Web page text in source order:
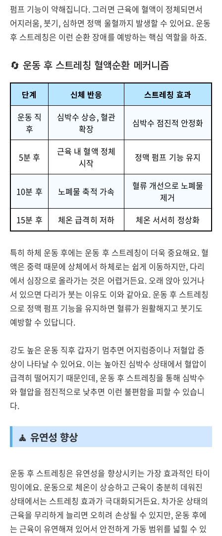
펌프 기능이 약해집니다. 그러면 근육에 혈액이 정체되면서
어지러움, 붓기, 심하면 정맥 울혈까지 발생할 수 있어요. 운동
후 스트레칭은 이런 순환 장애를 예방하는 핵심 역할을 하죠.
🔄 운동 후 스트레칭 혈액순환 메커니즘
단계 신체 반응
스트레칭 효과
운동 직
후
심박수 상승, 혈관
확장
심박수 점진적 안정화
5분 후
근육 내 혈액 정체
시작
정맥 펌프 기능 유지
10분 후 노폐물 축적 가속
혈류 개선으로 노폐물
제거
15분 후
체온 급격히 저하 체온 서서히 정상화
특히 하체 운동 후에는 운동 후 스트레칭이 더욱 중요해요. 혈
액은 중력 때문에 상체에서 하체로는 쉽게 이동하지만, 다리
에서 심장으로 올라가는 것은 어렵거든요. 오래 앉아 있거나
서 있으면 다리가 붓는 이유도 이와 같아요. 운동 후 스트레칭
으로 정맥 펌프 기능을 유지하면 혈류가 원활해지고 붓기도
예방할 수 있답니다.
강도 높은 운동 직후 갑자기 멈추면 어지럼증이나 저혈압 증
상이 나타날 수 있어요. 이는 높아진 심박수 상태에서 혈압이
급격히 떨어지기 때문인데, 운동 후 스트레칭을 통해 심박수
와 혈압을 점진적으로 낮추면 이런 불편함을 피할 수 있습니
다.
🧘 유연성 향상
운동 후 스트레칭은 유연성을 향상시키는 가장 효과적인 타이
밍이에요. 운동으로 체온이 상승하고 근육이 충분히 데워진
상태에서는 스트레칭 효과가 극대화되거든요. 차가운 상태의
근육을 무리하게 늘리면 오히려 손상될 수 있지만, 운동 후에
는 근육이 유연해져 있어서 안전하게 가동 범위를 넓힐 수 있